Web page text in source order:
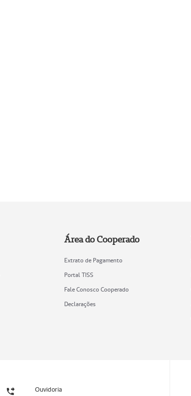
Área do Cooperado
Extrato de Pagamento
Portal TISS
Fale Conosco Cooperado
Declarações
Ouvidoria